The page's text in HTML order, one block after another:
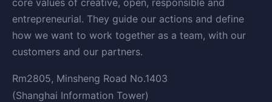
core values of creative, open, responsible and
entrepreneurial. They guide our actions and define
how we want to work together as a team, with our
customers and our partners.
Rm2805, Minsheng Road No.1403
(Shanghai Information Tower)